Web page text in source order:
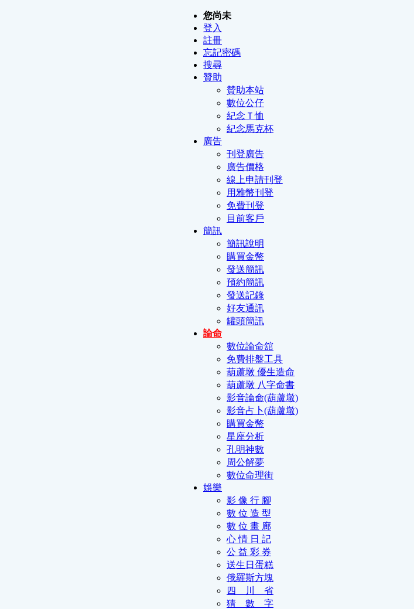
您尚未
登入
註冊
忘記密碼
搜尋
贊助
贊助本站
數位公仔
紀念Ｔ恤
紀念馬克杯
廣告
刊登廣告
廣告價格
線上申請刊登
用雅幣刊登
免費刊登
目前客戶
簡訊
簡訊說明
購買金幣
發送簡訊
預約簡訊
發送記錄
好友通訊
罐頭簡訊
論命
數位論命舘
免費排盤工具
葫蘆墩 優生造命
葫蘆墩 八字命書
影音論命(葫蘆墩)
影音占卜(葫蘆墩)
購買金幣
星座分析
孔明神數
周公解夢
數位命理街
娛樂
影 像 行 腳
數 位 造 型
數 位 畫 廊
心 情 日 記
公 益 彩 券
送生日蛋糕
俄羅斯方塊
四 川 省
猜 數 字